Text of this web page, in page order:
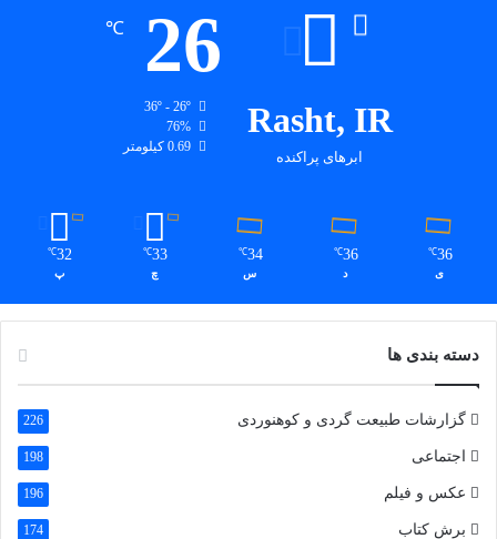
Rasht, IR
ابرهای پراکنده
26
℃
36º - 26º
76%
0.69 کیلومتر
36
℃
ی
36
℃
د
34
℃
س
33
℃
چ
32
℃
پ
دسته بندی ها
گزارشات طبیعت گردی و کوهنوردی 226
اجتماعی 198
عکس و فیلم 196
برش کتاب 174